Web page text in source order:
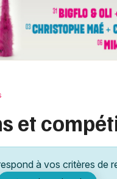
et
à vos critères de
Belfort (90) Franche-